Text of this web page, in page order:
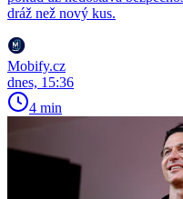
dráž než nový kus.
Mobify.cz
dnes, 15:36
4 min